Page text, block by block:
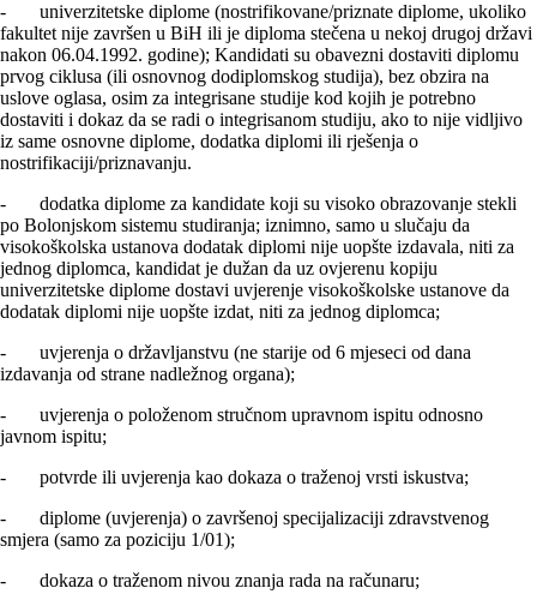
- univerzitetske diplome (nostrifikovane/priznate diplome, ukoliko
fakultet nije završen u BiH ili je diploma stečena u nekoj drugoj državi
nakon 06.04.1992. godine); Kandidati su obavezni dostaviti diplomu
prvog ciklusa (ili osnovnog dodiplomskog studija), bez obzira na
uslove oglasa, osim za integrisane studije kod kojih je potrebno
dostaviti i dokaz da se radi o integrisanom studiju, ako to nije vidljivo
iz same osnovne diplome, dodatka diplomi ili rješenja o
nostrifikaciji/priznavanju.
- dodatka diplome za kandidate koji su visoko obrazovanje stekli
po Bolonjskom sistemu studiranja; iznimno, samo u slučaju da
visokoškolska ustanova dodatak diplomi nije uopšte izdavala, niti za
jednog diplomca, kandidat je dužan da uz ovjerenu kopiju
univerzitetske diplome dostavi uvjerenje visokoškolske ustanove da
dodatak diplomi nije uopšte izdat, niti za jednog diplomca;
- uvjerenja o državlјanstvu (ne starije od 6 mjeseci od dana
izdavanja od strane nadležnog organa);
- uvjerenja o položenom stručnom upravnom ispitu odnosno
javnom ispitu;
- potvrde ili uvjerenja kao dokaza o traženoj vrsti iskustva;
- diplome (uvjerenja) o završenoj specijalizaciji zdravstvenog
smjera (samo za poziciju 1/01);
- dokaza o traženom nivou znanja rada na računaru;